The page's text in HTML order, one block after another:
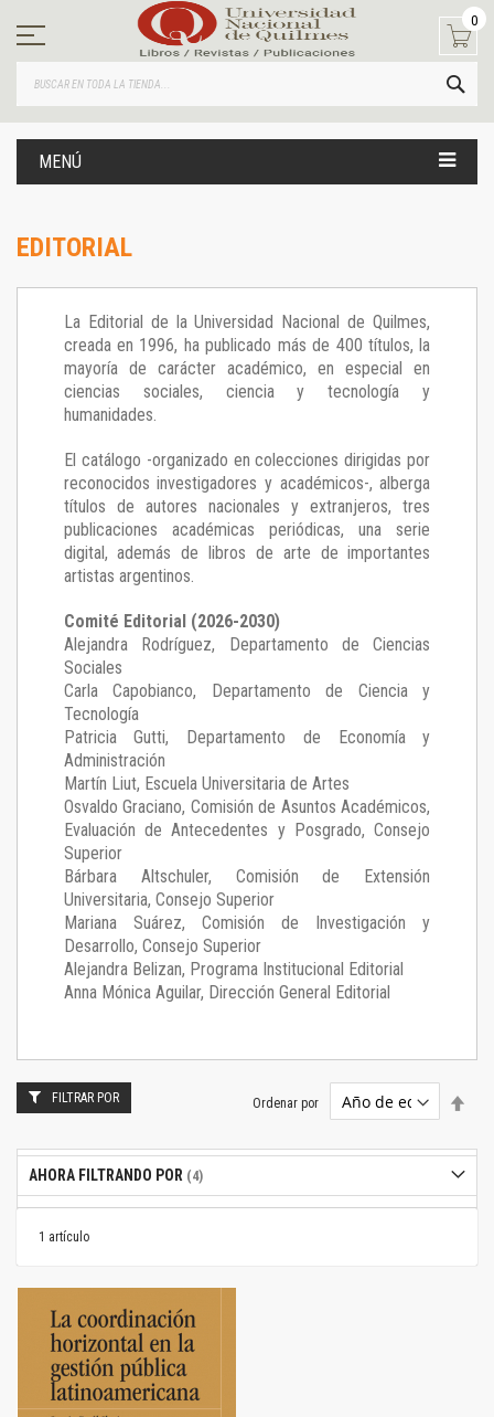
contenido
0
MENÚ
EDITORIAL
La Editorial de la Universidad Nacional de Quilmes,
creada en 1996, ha publicado más de 400 títulos, la
mayoría de carácter académico, en especial en
ciencias sociales, ciencia y tecnología y
humanidades.
El catálogo -organizado en colecciones dirigidas por
reconocidos investigadores y académicos-, alberga
títulos de autores nacionales y extranjeros, tres
publicaciones académicas periódicas, una serie
digital, además de libros de arte de importantes
artistas argentinos.
Comité Editorial (2026-2030)
Alejandra Rodríguez, Departamento de Ciencias
Sociales
Carla Capobianco, Departamento de Ciencia y
Tecnología
Patricia Gutti, Departamento de Economía y
Administración
Martín Liut, Escuela Universitaria de Artes
Osvaldo Graciano, Comisión de Asuntos Académicos,
Evaluación de Antecedentes y Posgrado, Consejo
Superior
Bárbara Altschuler, Comisión de Extensión
Universitaria, Consejo Superior
Mariana Suárez, Comisión de Investigación y
Desarrollo, Consejo Superior
Alejandra Belizan, Programa Institucional Editorial
Anna Mónica Aguilar, Dirección General Editorial
1 artículo
Ordenar por
FILTRAR POR
AHORA FILTRANDO POR